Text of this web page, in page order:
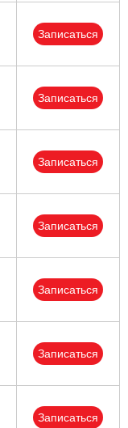
Записаться
Записаться
Записаться
Записаться
Записаться
Записаться
Записаться